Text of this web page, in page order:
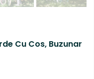
Cu Cos, Buzunar